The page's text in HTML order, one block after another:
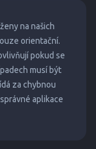
na našich
orientační.
pokud se
musí být
za chybnou
aplikace